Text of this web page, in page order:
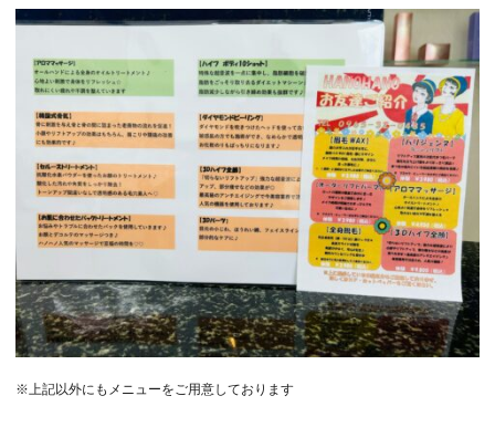
※上記以外にもメニューをご用意しております